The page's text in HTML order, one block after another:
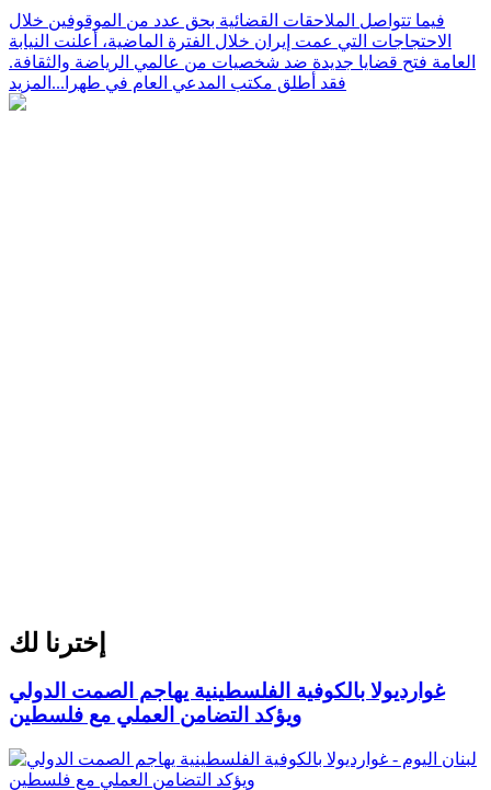
فيما تتواصل الملاحقات القضائية بحق عدد من الموقوفين خلال
الاحتجاجات التي عمت إيران خلال الفترة الماضية، أعلنت النيابة
العامة فتح قضايا جديدة ضد شخصيات من عالمي الرياضة والثقافة.
فقد أطلق مكتب المدعي العام في طهرا... المزيد
إخترنا لك
غوارديولا بالكوفية الفلسطينية يهاجم الصمت الدولي
ويؤكد التضامن العملي مع فلسطين